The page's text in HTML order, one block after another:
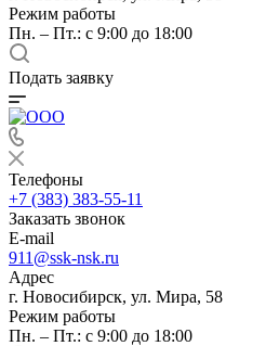
Режим работы
Пн. – Пт.: с 9:00 до 18:00
Подать заявку
Телефоны
+7 (383) 383-55-11
Заказать звонок
E-mail
911@ssk-nsk.ru
Адрес
г. Новосибирск, ул. Мира, 58
Режим работы
Пн. – Пт.: с 9:00 до 18:00